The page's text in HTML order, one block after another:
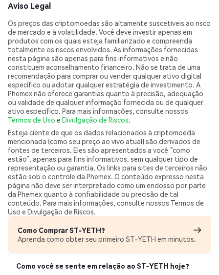
Aviso Legal
Os preços das criptomoedas são altamente suscetíveis ao risco
de mercado e à volatilidade. Você deve investir apenas em
produtos com os quais esteja familiarizado e compreenda
totalmente os riscos envolvidos. As informações fornecidas
nesta página são apenas para fins informativos e não
constituem aconselhamento financeiro. Não se trata de uma
recomendação para comprar ou vender qualquer ativo digital
específico ou adotar qualquer estratégia de investimento. A
Phemex não oferece garantias quanto à precisão, adequação
ou validade de qualquer informação fornecida ou de qualquer
ativo específico. Para mais informações, consulte nossos
Termos de Uso e Divulgação de Riscos.
Esteja ciente de que os dados relacionados à criptomoeda
mencionada (como seu preço ao vivo atual) são derivados de
fontes de terceiros. Eles são apresentados a você “como
estão”, apenas para fins informativos, sem qualquer tipo de
representação ou garantia. Os links para sites de terceiros não
estão sob o controle da Phemex. O conteúdo expresso nesta
página não deve ser interpretado como um endosso por parte
da Phemex quanto à confiabilidade ou precisão de tal
conteúdo. Para mais informações, consulte nossos Termos de
Uso e Divulgação de Riscos.
Como Comprar ST-YETH?
Aprenda como obter seu primeiro ST-YETH em minutos.
Como você se sente em relação ao ST-YETH hoje?